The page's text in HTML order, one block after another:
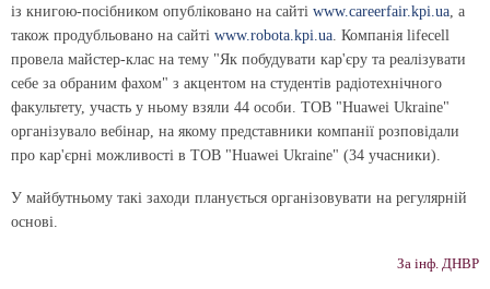
із книгою-посібником опубліковано на сайті www.careerfair.kpi.ua, а
також продубльовано на сайті www.robota.kpi.ua. Компанія lifecell
провела майстер-клас на тему "Як побудувати кар'єру та реалізувати
себе за обраним фахом" з акцентом на студентів радіотехнічного
факультету, участь у ньому взяли 44 особи. ТОВ "Huawei Ukraine"
організувало вебінар, на якому представники компанії розповідали
про кар'єрні можливості в ТОВ "Huawei Ukraine" (34 учасники).
У майбутньому такі заходи планується організовувати на регулярній
основі.
За інф. ДНВР